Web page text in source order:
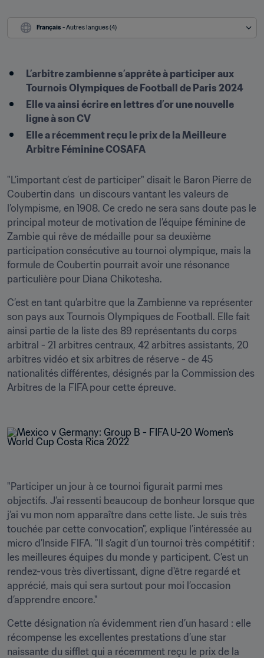
Français - Autres langues (4)
L’arbitre zambienne s’apprête à participer aux
Tournois Olympiques de Football de Paris 2024
Elle va ainsi écrire en lettres d’or une nouvelle
ligne à son CV
Elle a récemment reçu le prix de la Meilleure
Arbitre Féminine COSAFA
"L’important c’est de participer" disait le Baron Pierre de
Coubertin dans  un discours vantant les valeurs de
l’olympisme, en 1908. Ce credo ne sera sans doute pas le
principal moteur de motivation de l’équipe féminine de
Zambie qui rêve de médaille pour sa deuxième
participation consécutive au tournoi olympique, mais la
formule de Coubertin pourrait avoir une résonance
particulière pour Diana Chikotesha.
C’est en tant qu’arbitre que la Zambienne va représenter
son pays aux Tournois Olympiques de Football. Elle fait
ainsi partie de la liste des 89 représentants du corps
arbitral - 21 arbitres centraux, 42 arbitres assistants, 20
arbitres vidéo et six arbitres de réserve - de 45
nationalités différentes, désignés par la Commission des
Arbitres de la FIFA pour cette épreuve.
"Participer un jour à ce tournoi figurait parmi mes
objectifs. J’ai ressenti beaucoup de bonheur lorsque que
j’ai vu mon nom apparaître dans cette liste. Je suis très
touchée par cette convocation", explique l’intéressée au
micro d’Inside FIFA. "Il s’agit d’un tournoi très compétitif :
les meilleures équipes du monde y participent. C’est un
rendez-vous très divertissant, digne d'être regardé et
apprécié, mais qui sera surtout pour moi l’occasion
d’apprendre encore."
Cette désignation n’a évidemment rien d’un hasard : elle
récompense les excellentes prestations d’une star
naissante du sifflet qui a récemment reçu le prix de la